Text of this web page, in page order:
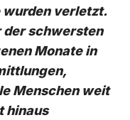
wurden verletzt.
der schwersten
Monate in
Menschen weit
hinaus